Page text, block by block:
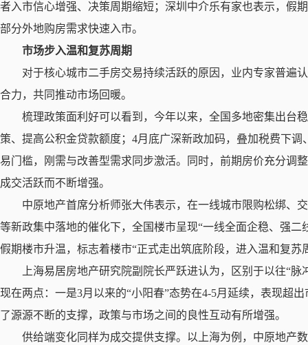
者入市信心增强、决策周期缩短；深圳中介乐有家也表示，假
部分外地购房需求快速入市。
市场步入温和复苏周期
对于核心城市二手房交易持续活跃的原因，业内专家普遍
合力，共同推动市场回暖。
梳理政策面利好可以看到，今年以来，全国多地密集出台
策、提高公积金贷款额度；4月底广深新政加码，叠加税费下
易门槛，刚需与改善型需求同步激活。同时，前期房价充分调
成交活跃而不断增强。
中原地产首席分析师张大伟表示，在一线城市限购松绑、
等新政集中落地的催化下，全国楼市呈现“一线全面企稳、强二
假期楼市升温，标志着楼市“正式走出筑底阶段，进入温和复苏
上海易居房地产研究院副院长严跃进认为，区别于以往“
现在两点：一是3月以来的“小阳春”态势在4-5月延续，表现超
了源源不断的支撑，政策与市场之间的良性互动有所增强。
供给端变化同样为成交提供支撑。以上海为例，中原地产